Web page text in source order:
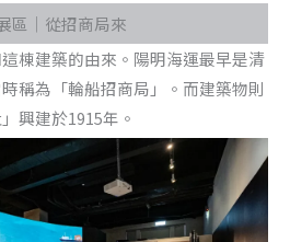
區｜從招商局來
棟建築的由來。陽明海運最早是清
稱為「輪船招商局」。而建築物則
興建於1915年。